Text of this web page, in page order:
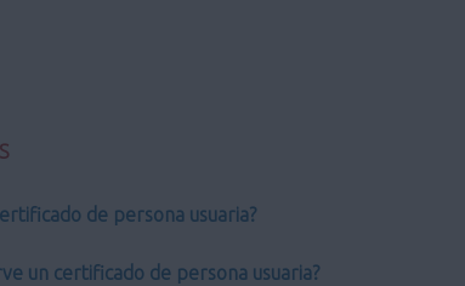
de persona usuaria?
un certificado de persona usuaria?